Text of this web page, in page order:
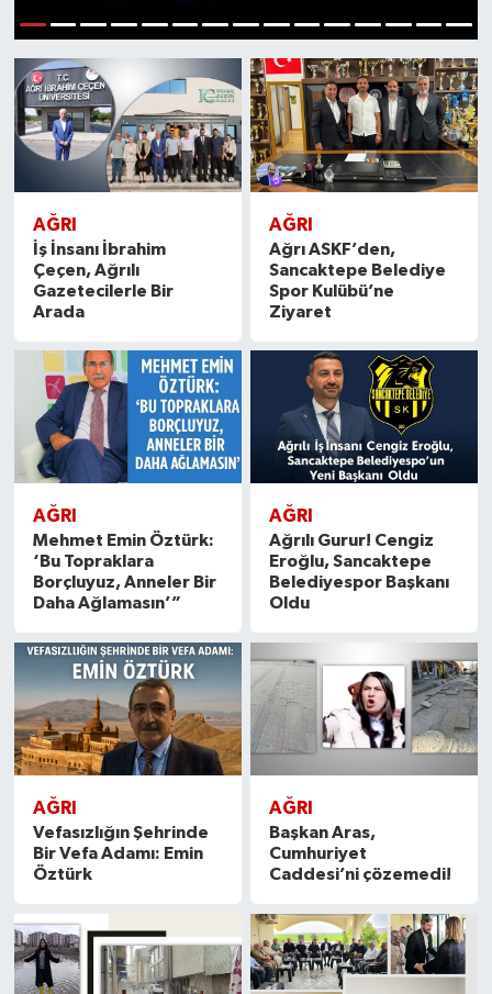
AĞRI
İş İnsanı İbrahim
Çeçen, Ağrılı
Gazetecilerle Bir
Arada
AĞRI
Ağrı ASKF’den,
Sancaktepe Belediye
Spor Kulübü’ne
Ziyaret
AĞRI
Mehmet Emin Öztürk:
‘Bu Topraklara
Borçluyuz, Anneler Bir
Daha Ağlamasın’”
AĞRI
Ağrılı Gurur! Cengiz
Eroğlu, Sancaktepe
Belediyespor Başkanı
Oldu
AĞRI
Vefasızlığın Şehrinde
Bir Vefa Adamı: Emin
Öztürk
AĞRI
Başkan Aras,
Cumhuriyet
Caddesi’ni çözemedi!
İnegöl
İznik
Magazin
Özel Haber
Politika
Sağlık
Son Dakika
Spor
Teknoloji